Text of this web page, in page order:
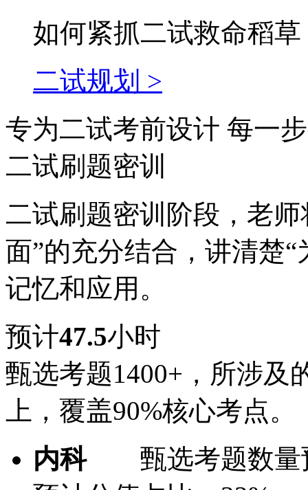
如何紧抓二试救命稻草
二试规划 >
专为二试考前设计 每一
二试刷题密训
二试刷题密训阶段，老
面”的充分结合，讲清楚
记忆和应用。
预计47.5小时
甄选考题1400+，所涉及
上，覆盖90%核心考点。
内科甄选考题数量